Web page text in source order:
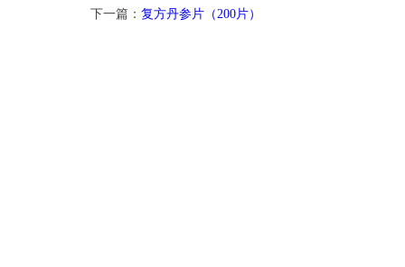
下一篇： 复方丹参片（200片）